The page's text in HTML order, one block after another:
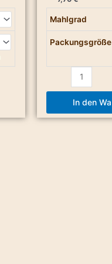
Mahlgrad
Packungsgröße
In den